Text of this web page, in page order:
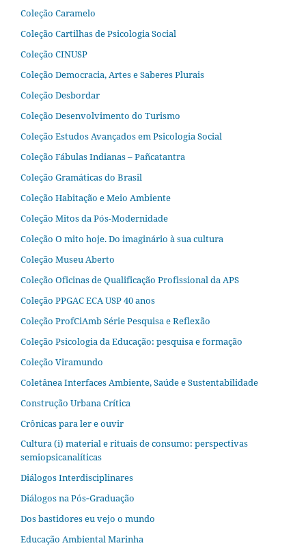
Coleção Caramelo
Coleção Cartilhas de Psicologia Social
Coleção CINUSP
Coleção Democracia, Artes e Saberes Plurais
Coleção Desbordar
Coleção Desenvolvimento do Turismo
Coleção Estudos Avançados em Psicologia Social
Coleção Fábulas Indianas – Pañcatantra
Coleção Gramáticas do Brasil
Coleção Habitação e Meio Ambiente
Coleção Mitos da Pós-Modernidade
Coleção O mito hoje. Do imaginário à sua cultura
Coleção Museu Aberto
Coleção Oficinas de Qualificação Profissional da APS
Coleção PPGAC ECA USP 40 anos
Coleção ProfCiAmb Série Pesquisa e Reflexão
Coleção Psicologia da Educação: pesquisa e formação
Coleção Viramundo
Coletânea Interfaces Ambiente, Saúde e Sustentabilidade
Construção Urbana Crítica
Crônicas para ler e ouvir
Cultura (i) material e rituais de consumo: perspectivas
semiopsicanalíticas
Diálogos Interdisciplinares
Diálogos na Pós‐Graduação
Dos bastidores eu vejo o mundo
Educação Ambiental Marinha